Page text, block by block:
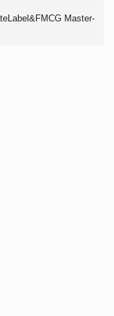
Master-